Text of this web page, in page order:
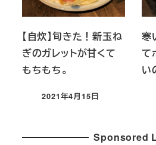
【自炊】旬きた！新玉ね
ぎのガレットが甘くて
もちもち。
投稿日
2021年4月15日
寒
て
い
Sponsored